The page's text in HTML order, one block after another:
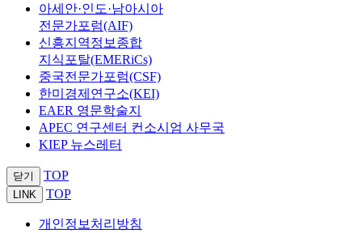
아세안·인도·남아시아
전문가포럼(AIF)
신흥지역정보종합
지식포탈(EMERiCs)
중국전문가포럼(CSF)
한미경제연구소(KEI)
EAER 영문학술지
APEC 연구센터 컨소시엄 사무국
KIEP 뉴스레터
닫기 TOP
LINK TOP
개인정보처리방침